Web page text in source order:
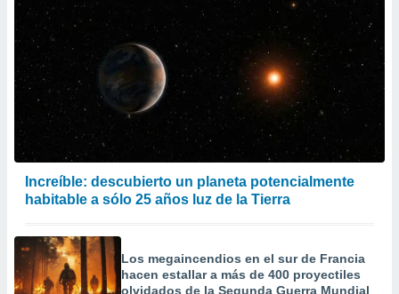
Increíble: descubierto un planeta potencialmente
habitable a sólo 25 años luz de la Tierra
Los megaincendios en el sur de Francia
hacen estallar a más de 400 proyectiles
olvidados de la Segunda Guerra Mundial